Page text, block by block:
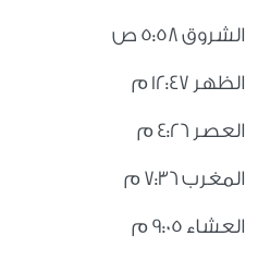
الشروق 5:58 ص
الظهر 12:47 م
العصر 4:26 م
المغرب 7:36 م
العشاء 9:05 م